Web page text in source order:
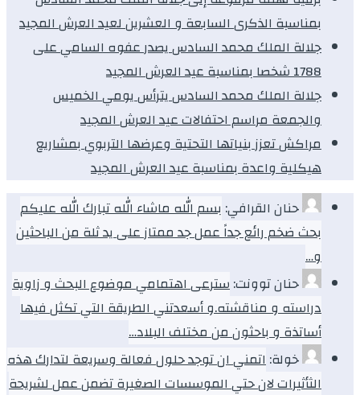
بمناسبة الذكرى السابعة و العشرين لعيد العرش المجيد
جلالة الملك محمد السادس يصدر عفوه السامي على
1788 شخصا بمناسبة عيد العرش المجيد
جلالة الملك محمد السادس يترأس يومي الخميس
والجمعة مراسم احتفالات عيد العرش المجيد
مراكش تعزز بنياتها التحتية وعرضها التربوي بمشاريع
هيكلية واعدة بمناسبة عيد العرش المجيد
حنان القرافي: بسم الله ماشاء الله تبارك الله عليكم
بحث ضخم رائع جداً عمل جد ممتاز على يد ثلة من الباحثين
و…
حنان توونت:سترعى اهتمامي موضوع البحث و زاوية
دراسته و مناقشته.و أسعدتني الطريقة التي تكثل فيها
أساتذة و باحثون من مختلف البلاد…
خولة:اتمني ان توجد حلول فعالة وسريعة لتدارك هذه
الثأثيرات لان حتي الموسسات الصغيرة تضمن عمل لشريحة